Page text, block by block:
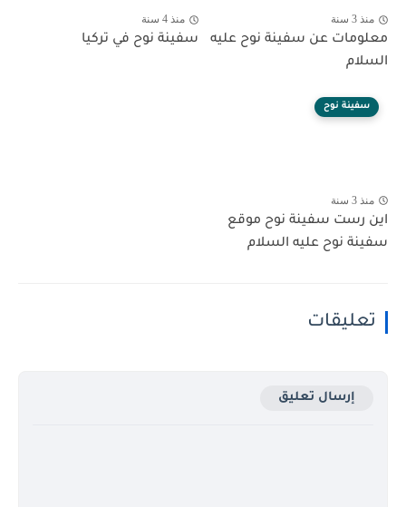
منذ 3 سنة
معلومات عن سفينة نوح عليه
السلام
منذ 4 سنة
سفينة نوح في تركيا
سفينة نوح
منذ 3 سنة
اين رست سفينة نوح موقع
سفينة نوح عليه السلام
تعليقات
إرسال تعليق